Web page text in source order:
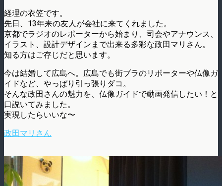
経理の衣笠です。
先日、13年来の友人が会社に来てくれました。
京都でラジオのレポーターから始まり、司会やアナウンス、
イラスト、設計デザインまで出来る多彩な政田マリさん。
知る方はご存じだと思います。
今は結婚して広島へ。広島でも街ブラのリポーターや仏像ガ
イドなど、やっぱり引っ張りダコ。
そんな政田さんの魅力を、仏像ガイドで動画発信したい！と
口説いてみました。
実現したらいいな〜
政田マリさん